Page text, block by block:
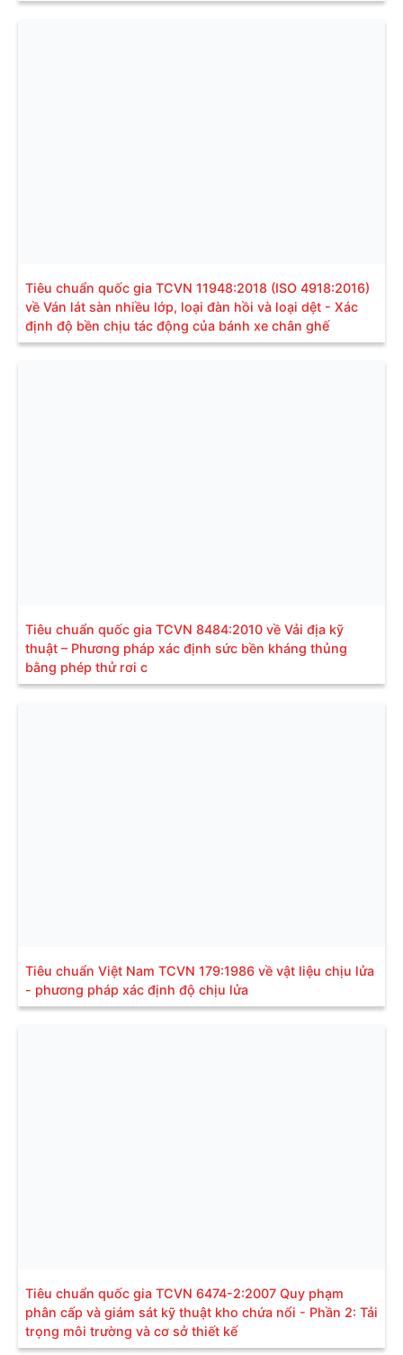
Tiêu chuẩn quốc gia TCVN 11948:2018 (ISO 4918:2016)
về Ván lát sàn nhiều lớp, loại đàn hồi và loại dệt - Xác
định độ bền chịu tác động của bánh xe chân ghế
Tiêu chuẩn quốc gia TCVN 8484:2010 về Vải địa kỹ
thuật – Phương pháp xác định sức bền kháng thủng
bằng phép thử rơi c
Tiêu chuẩn Việt Nam TCVN 179:1986 về vật liệu chịu lửa
- phương pháp xác định độ chịu lửa
Tiêu chuẩn quốc gia TCVN 6474-2:2007 Quy phạm
phân cấp và giám sát kỹ thuật kho chứa nổi - Phần 2: Tải
trọng môi trường và cơ sở thiết kế